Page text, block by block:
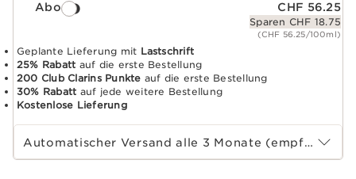
Abo CHF 56.25
Sparen CHF 18.75
(CHF 56.25/100ml)
Geplante Lieferung mit Lastschrift
25% Rabatt auf die erste Bestellung
200 Club Clarins Punkte auf die erste Bestellung
30% Rabatt auf jede weitere Bestellung
Kostenlose Lieferung
Wählen Sie die Laufzeit des Abonnements
Automatischer Versand alle 3 Monate (empfohlen)